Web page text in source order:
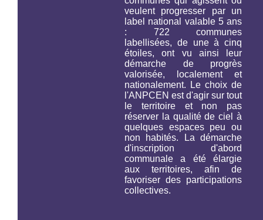
veulent progresser par un
label national valable 5 ans
: 722 communes
labellisées, de une à cinq
étoiles, ont vu ainsi leur
démarche de progrès
valorisée, localement et
nationalement. Le choix de
l'ANPCEN est d'agir sur tout
le territoire et non pas
réserver la qualité de ciel à
quelques espaces peu ou
non habités. La démarche
d'inscription d'abord
communale a été élargie
aux territoires, afin de
favoriser des participations
collectives.